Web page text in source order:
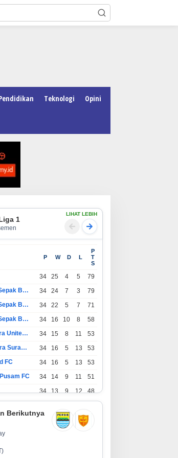
Teknologi Opini
Block
Maujual Gandeng AXIS Hadirkan
Promo Smartphone 5G Bekas
dengan Bonus Kuota
1
LIHAT LEBIH
P W D L
P
T
S
34 25 4 5
79
Persatuan Sepak Bola Indonesia Bandung 34 24 7 3
79
Persatuan Sepak Bola Indonesia Jakarta 34 22 5 7
71
Persatuan Sepak Bola Surabaya 34 16 10 8
58
Maluku Utara United FC 34 15 8 11
53
Bhayangkara Surabaya United 34 16 5 13
53
FC 34 16 5 13
53
FC 34 14 9 11
51
34 13 9 12
48
11 12 11
Berikutnya